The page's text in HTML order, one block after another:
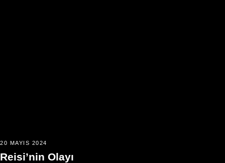
20 MAYIS 2024
Reisi’nin Olayı